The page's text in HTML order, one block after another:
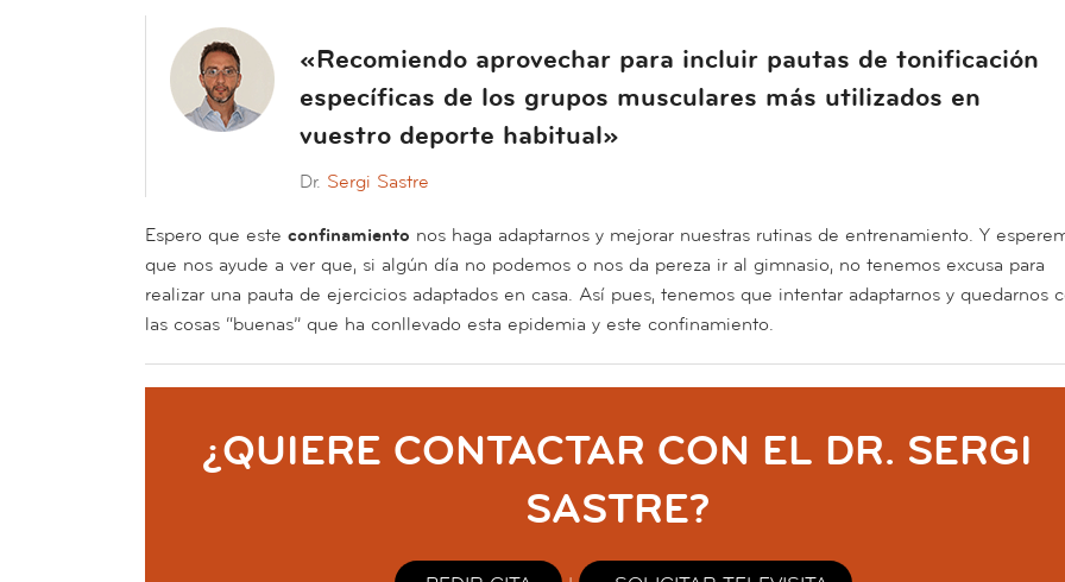
«Recomiendo aprovechar para incluir pautas de tonificación
específicas de los grupos musculares más utilizados en
vuestro deporte habitual»
Dr. Sergi Sastre
Espero que este confinamiento nos haga adaptarnos y mejorar nuestras rutinas de entrenamiento. Y
que nos ayude a ver que, si algún día no podemos o nos da pereza ir al gimnasio, no tenemos excusa para
realizar una pauta de ejercicios adaptados en casa. Así pues, tenemos que intentar adaptarnos y quedarnos
las cosas “buenas” que ha conllevado esta epidemia y este confinamiento.
¿QUIERE CONTACTAR CON EL DR. SERGI
SASTRE?